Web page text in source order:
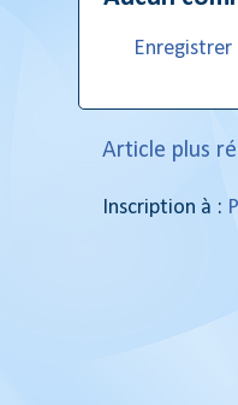
Article plus
Inscription à :